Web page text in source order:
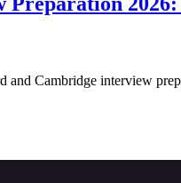
and Cambridge interview